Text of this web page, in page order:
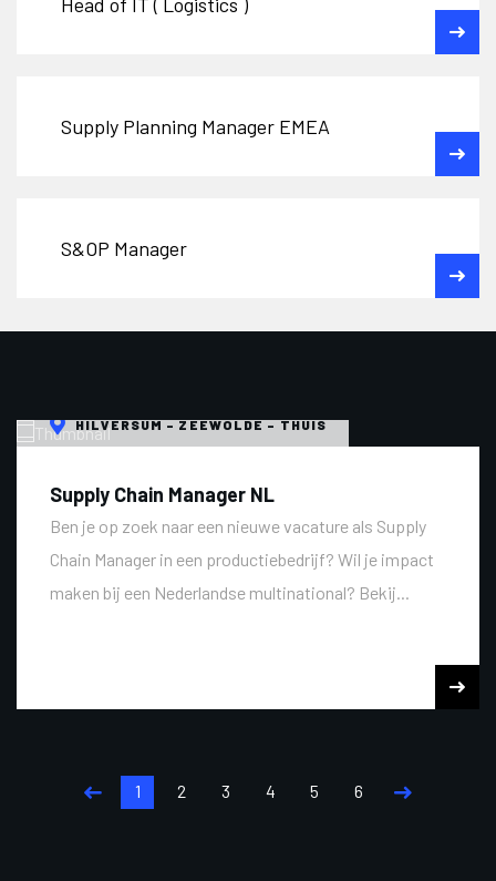
Supply Planning Manager EMEA
S&OP Manager
HILVERSUM - ZEEWOLDE - THUIS
Supply Chain Manager NL
Ben je op zoek naar een nieuwe vacature als Supply
Chain Manager in een productiebedrijf? Wil je impact
maken bij een Nederlandse multinational? Bekij...
1 2 3 4 5 6